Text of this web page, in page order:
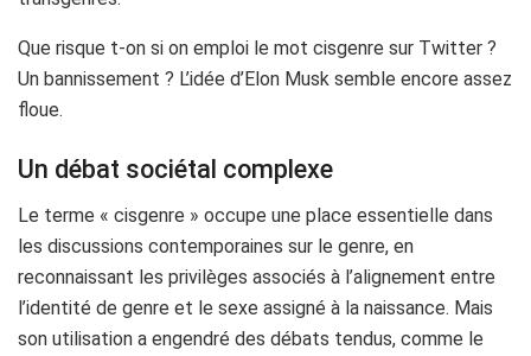
Que risque t-on si on emploi le mot cisgenre sur Twitter ?
Un bannissement ? L’idée d’Elon Musk semble encore assez
floue.
Un débat sociétal complexe
Le terme « cisgenre » occupe une place essentielle dans
les discussions contemporaines sur le genre, en
reconnaissant les privilèges associés à l’alignement entre
l’identité de genre et le sexe assigné à la naissance. Mais
son utilisation a engendré des débats tendus, comme le